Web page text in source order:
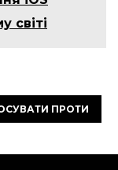
світі
ПРОТИ